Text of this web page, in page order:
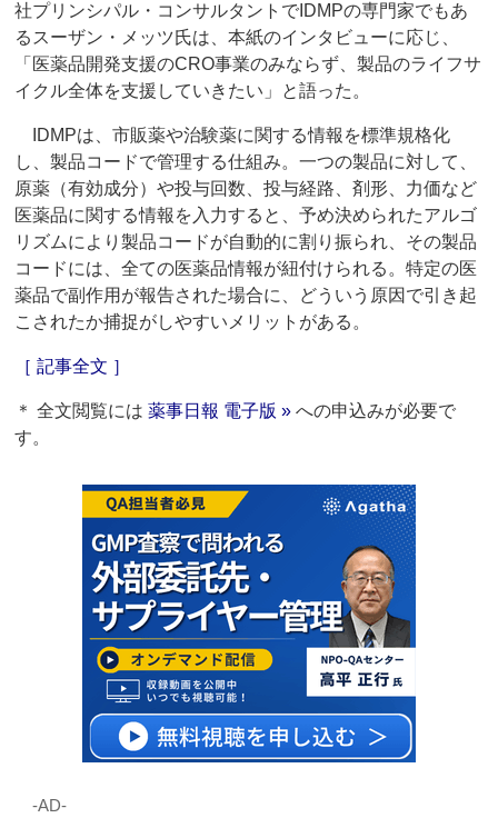
社プリンシパル・コンサルタントでIDMPの専門家でもあ
るスーザン・メッツ氏は、本紙のインタビューに応じ、
「医薬品開発支援のCRO事業のみならず、製品のライフサ
イクル全体を支援していきたい」と語った。
IDMPは、市販薬や治験薬に関する情報を標準規格化
し、製品コードで管理する仕組み。一つの製品に対して、
原薬（有効成分）や投与回数、投与経路、剤形、力価など
医薬品に関する情報を入力すると、予め決められたアルゴ
リズムにより製品コードが自動的に割り振られ、その製品
コードには、全ての医薬品情報が紐付けられる。特定の医
薬品で副作用が報告された場合に、どういう原因で引き起
こされたか捕捉がしやすいメリットがある。
［ 記事全文 ］
＊ 全文閲覧には薬事日報 電子版 » への申込みが必要で
す。
‐AD‐